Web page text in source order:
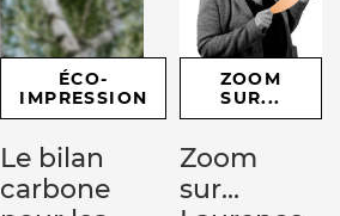
ÉCO-
IMPRESSION
Le bilan
carbone
ZOOM
SUR...
Zoom
sur...